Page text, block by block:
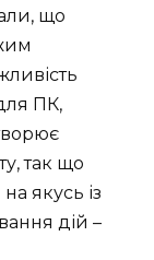
що
ПК,
так що
якусь із
дій –